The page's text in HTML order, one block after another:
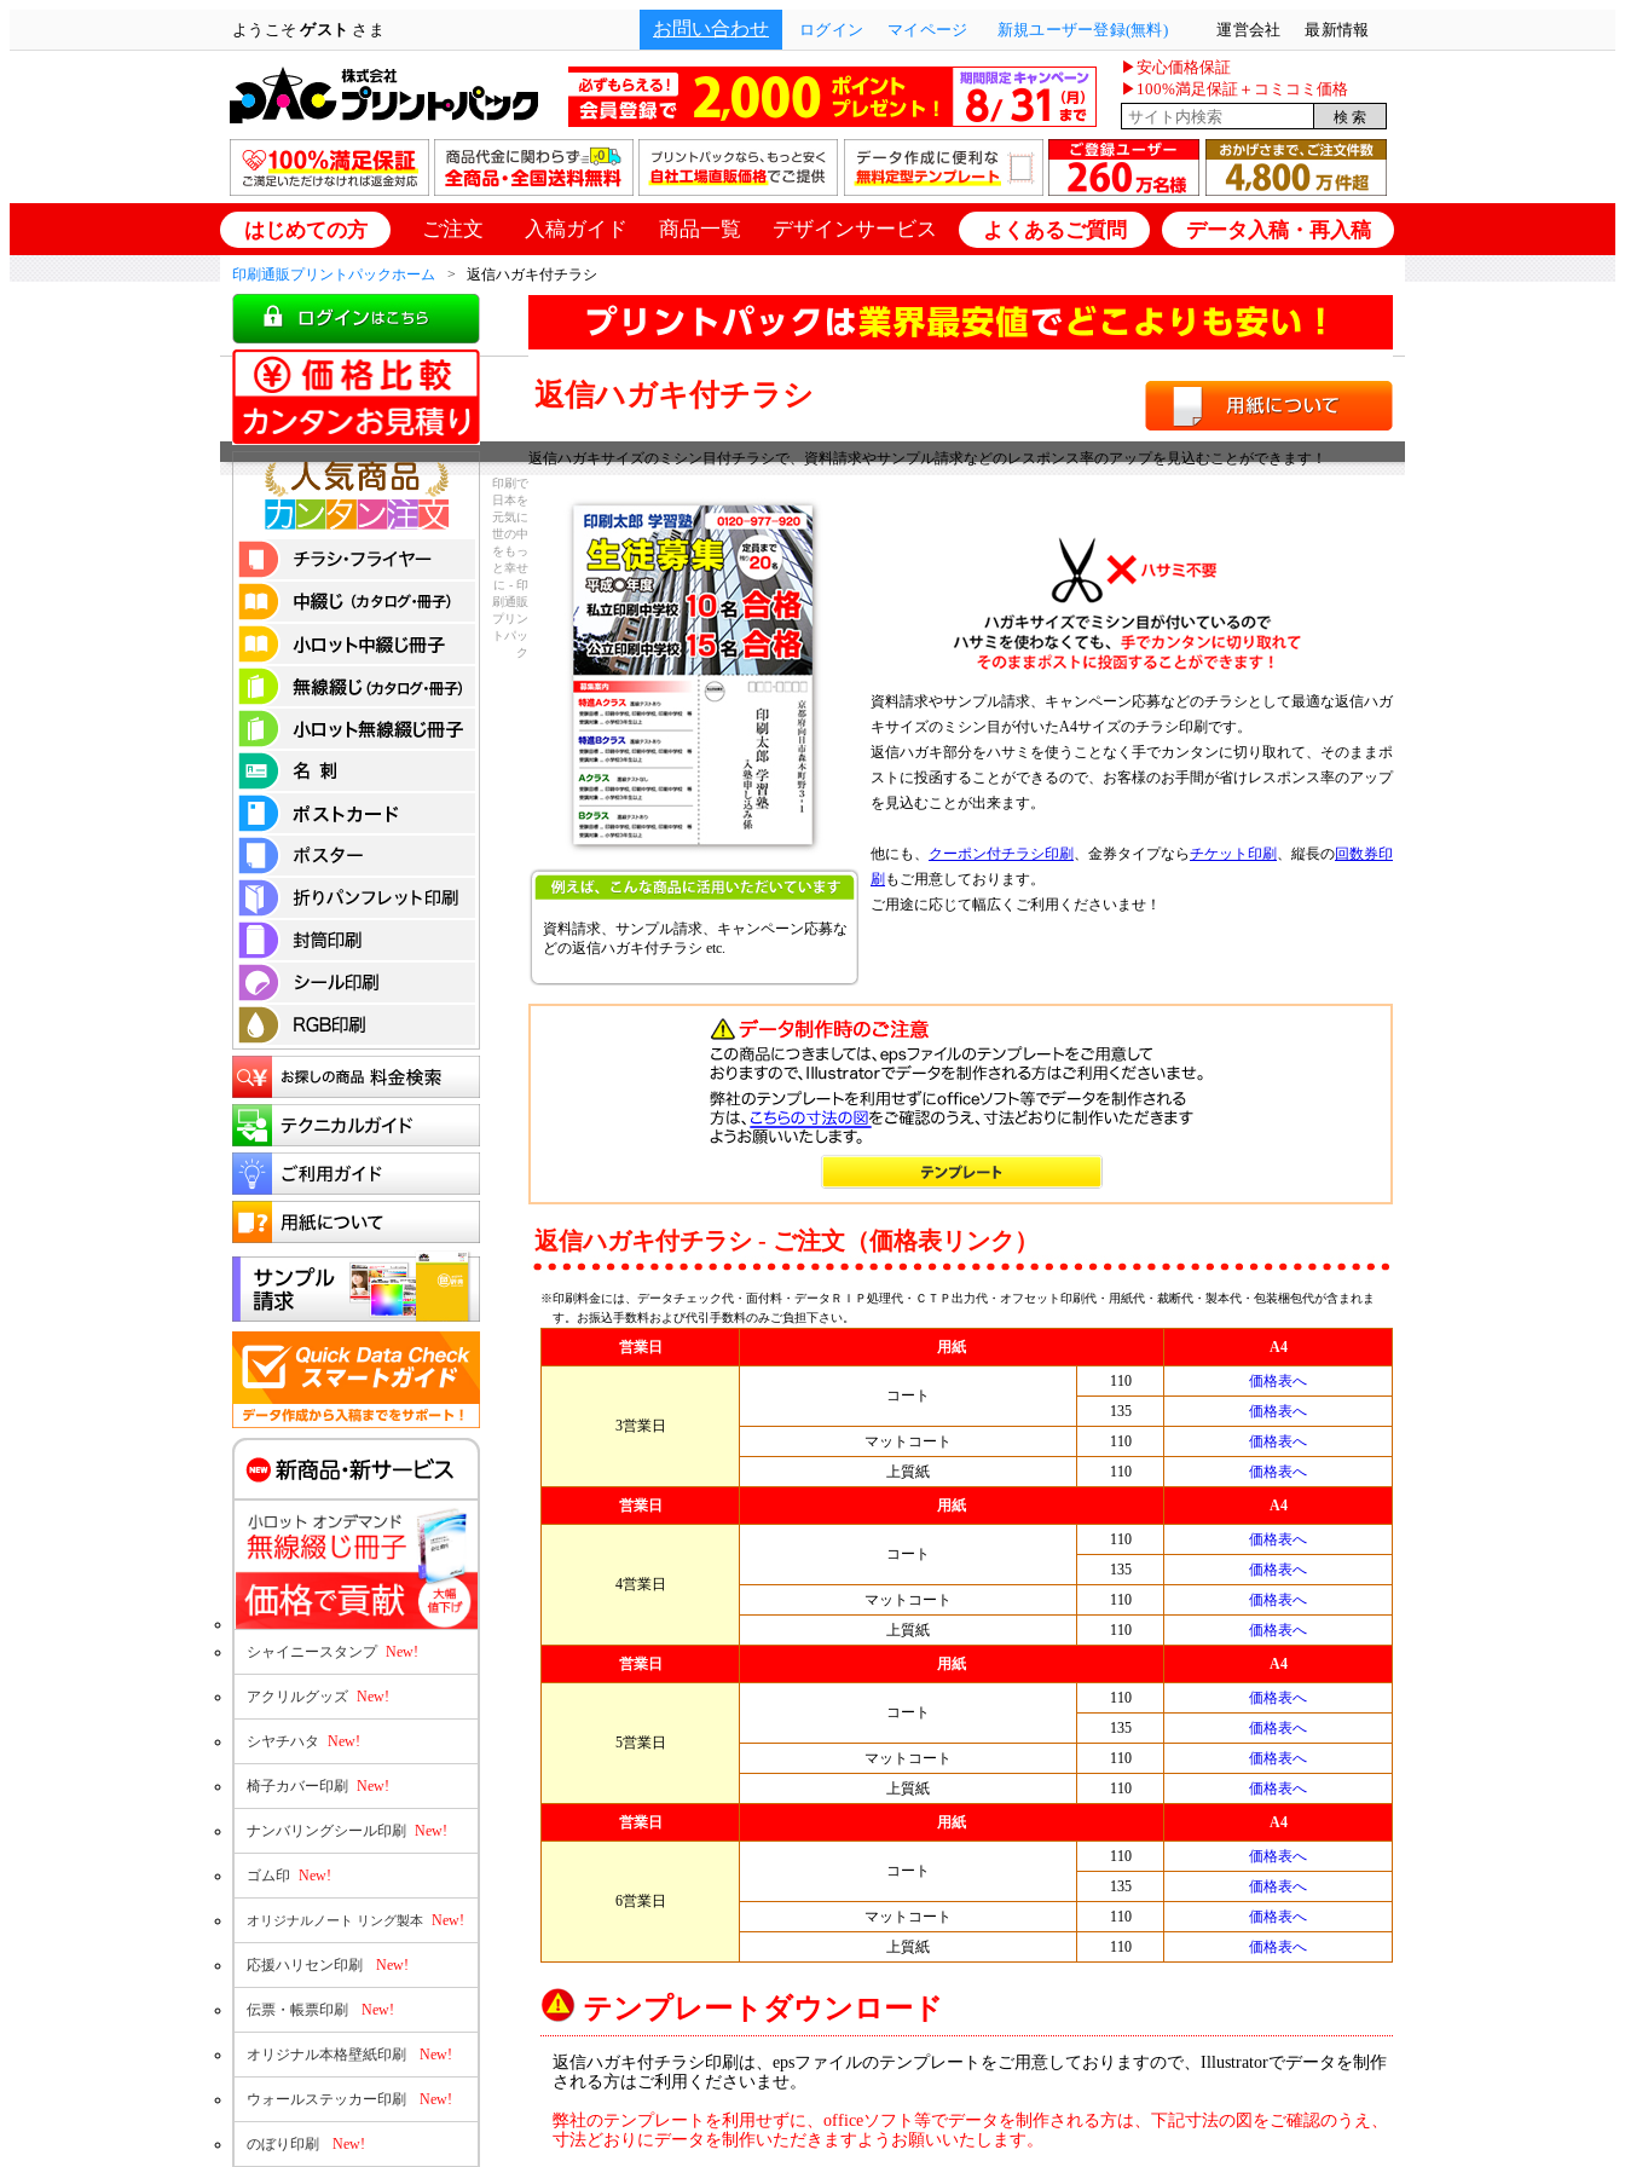
ようこそゲスト さま お問い合わせ ログイン マイページ 新規ユーザー登録(無料) 運営会社 最新情報
▶安心価格保証
▶100%満足保証＋コミコミ価格
はじめての方 ご注文 入稿ガイド 商品一覧 デザインサービス よくあるご質問 データ入稿・再入稿
印刷通販プリントパックホーム 返信ハガキ付チラシ
返信ハガキ付チラシ
返信ハガキサイズのミシン目付チラシで、資料請求やサンプル請求などのレスポンス率のアップを見込むことができます！
資料請求、サンプル請求、キャンペーン応募な
どの返信ハガキ付チラシ etc.
資料請求やサンプル請求、キャンペーン応募などのチラシとして最適な返信ハガ
キサイズのミシン目が付いたA4サイズのチラシ印刷です。
返信ハガキ部分をハサミを使うことなく手でカンタンに切り取れて、そのままポ
ストに投函することができるので、お客様のお手間が省けレスポンス率のアップ
を見込むことが出来ます。
他にも、 クーポン付チラシ印刷 、金券タイプならチケット印刷 、縦長の回数券印
刷 もご用意しております。
ご用途に応じて幅広くご利用くださいませ！
返信ハガキ付チラシ - ご注文（価格表リンク）
※印刷料金には、データチェック代・面付料・データＲＩＰ処理代・ＣＴＰ出力代・オフセット印刷代・用紙代・裁断代・製本代・包装梱包代が含まれま
す。お振込手数料および代引手数料のみご負担下さい。
営業日 用紙 A4
3営業日
コート
110
価格表へ
135
価格表へ
マットコート
110
価格表へ
上質紙
110
価格表へ
営業日
用紙 A4
4営業日
コート
110
価格表へ
135
価格表へ
マットコート
110
価格表へ
上質紙
110
価格表へ
営業日
用紙 A4
5営業日
コート
110
価格表へ
135
価格表へ
マットコート
110
価格表へ
上質紙
110
価格表へ
営業日
用紙 A4
6営業日
コート
110
価格表へ
135
価格表へ
マットコート
110
価格表へ
上質紙
110 価格表へ
テンプレートダウンロード
返信ハガキ付チラシ印刷は、epsファイルのテンプレートをご用意しておりますので、Illustratorでデータを制作
される方はご利用くださいませ。
弊社のテンプレートを利用せずに、officeソフト等でデータを制作される方は、下記寸法の図をご確認のうえ、
寸法どおりにデータを制作いただきますようお願いいたします。
シャイニースタンプ New!
アクリルグッズ New!
シヤチハタ New!
椅子カバー印刷 New!
ナンバリングシール印刷 New!
ゴム印 New!
オリジナルノート リング製本 New!
応援ハリセン印刷 New!
伝票・帳票印刷 New!
オリジナル本格壁紙印刷 New!
ウォールステッカー印刷 New!
のぼり印刷 New!
印刷で
日本を
元気に
世の中
をもっ
と幸せ
に - 印
刷通販
プリン
トパッ
ク